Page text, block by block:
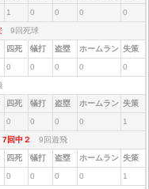
1 0 0 0 0
9回死球
四死 犠打 盗塁 ホームラン 失策
0 0 0 0 0
四死 犠打 盗塁 ホームラン 失策
0 0 0 0 1
7回中２ 9回遊飛
四死 犠打 盗塁 ホームラン 失策
0 0 0 0 1